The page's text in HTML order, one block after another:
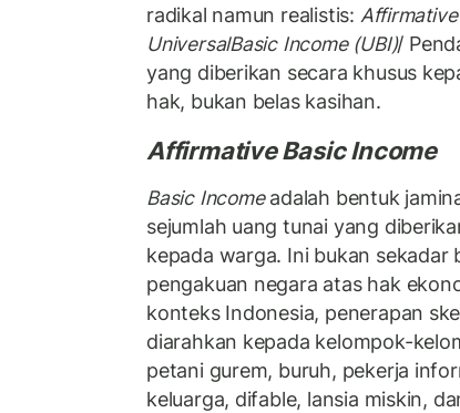
radikal namun realistis:
UniversalBasic Income (UBI)/
yang diberikan secara khusus
hak, bukan belas kasihan.
Affirmative Basic Income
Basic Incomeadalah bentuk
sejumlah uang tunai yang
kepada warga. Ini bukan sekadar
pengakuan negara atas hak
konteks Indonesia, penerapan
diarahkan kepada kelompok-
petani gurem, buruh, pekerja
keluarga, difable, lansia miskin,